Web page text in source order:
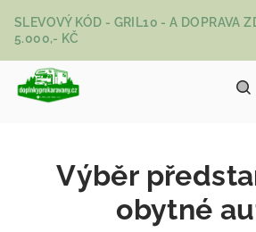
SLEVOVÝ KÓD - GRIL10 - A DOPRAVA
5.000,- KČ
Výběr
obytné